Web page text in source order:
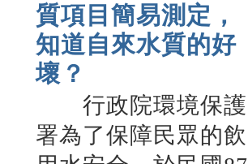
質項目簡易測定，
知道自來水質的好
壞？
行政院環境保護
署為了保障民眾的飲